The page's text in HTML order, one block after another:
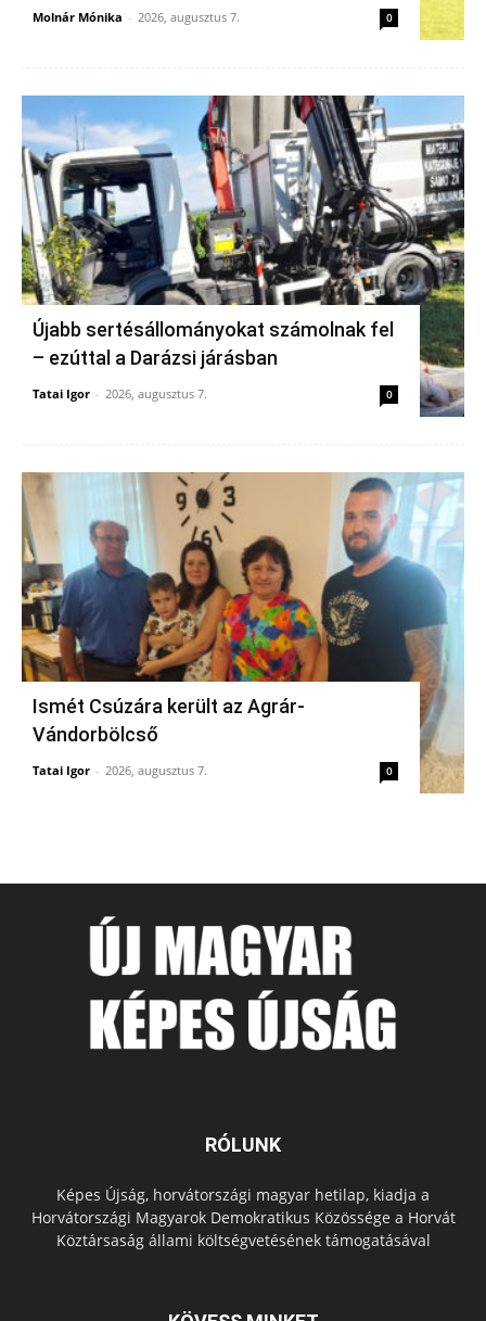
Molnár Mónika - 2026, augusztus 7. 0
Újabb sertésállományokat számolnak fel
– ezúttal a Darázsi járásban
Tatai Igor - 2026, augusztus 7. 0
Ismét Csúzára került az Agrár-
Vándorbölcső
Tatai Igor - 2026, augusztus 7. 0
RÓLUNK
Képes Újság, horvátországi magyar hetilap, kiadja a
Horvátországi Magyarok Demokratikus Közössége a Horvát
Köztársaság állami költségvetésének támogatásával